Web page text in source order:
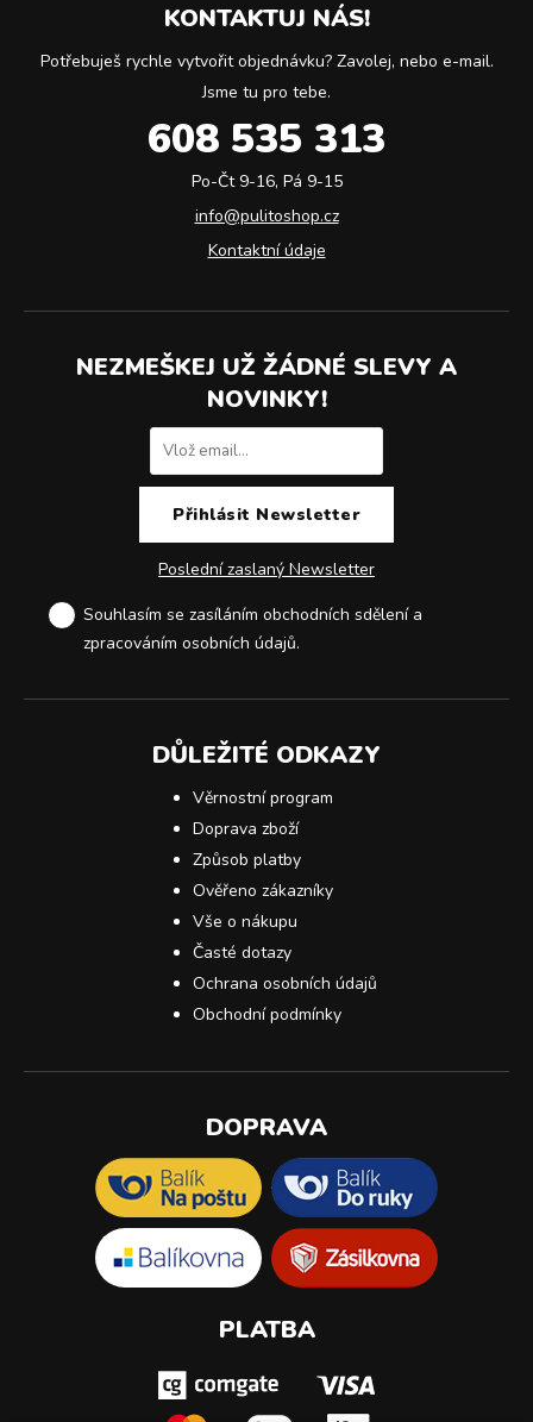
KONTAKTUJ NÁS!
Potřebuješ rychle vytvořit objednávku? Zavolej, nebo e-mail.
Jsme tu pro tebe.
608 535 313
Po-Čt 9-16, Pá 9-15
info@pulitoshop.cz
Kontaktní údaje
NEZMEŠKEJ UŽ ŽÁDNÉ SLEVY A
NOVINKY!
Poslední zaslaný Newsletter
Souhlasím se zasíláním obchodních sdělení a
zpracováním osobních údajů.
DŮLEŽITÉ ODKAZY
Věrnostní program
Doprava zboží
Způsob platby
Ověřeno zákazníky
Vše o nákupu
Časté dotazy
Ochrana osobních údajů
Obchodní podmínky
DOPRAVA
PLATBA